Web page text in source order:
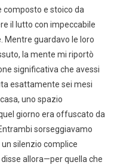
composto e stoico da
il lutto con impeccabile
Mentre guardavo le loro
la mente mi riportò
significativa che avessi
esattamente sei mesi
uno spazio
giorno era offuscato da
sorseggiavamo
silenzio complice
allora—per quella che